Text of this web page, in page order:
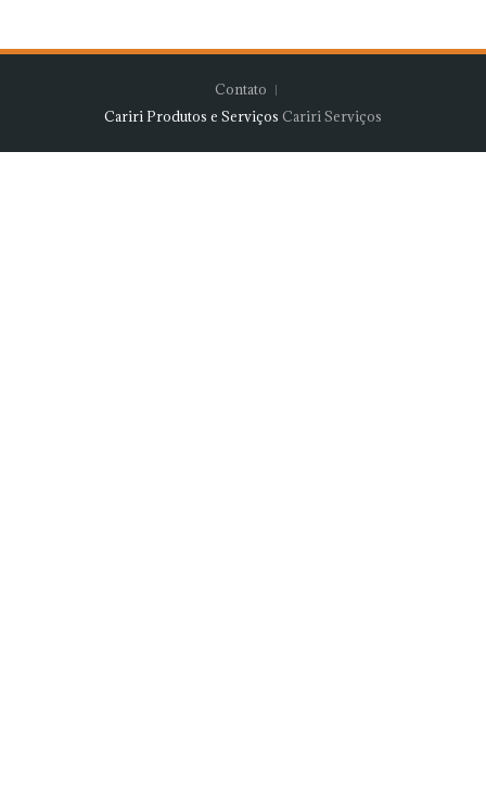
Contato
Cariri Produtos e Serviços Cariri Serviços